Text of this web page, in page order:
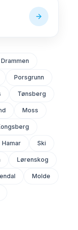
Drammen
Porsgrunn
Tønsberg
Moss
Hamar Ski
Lørenskog
Molde